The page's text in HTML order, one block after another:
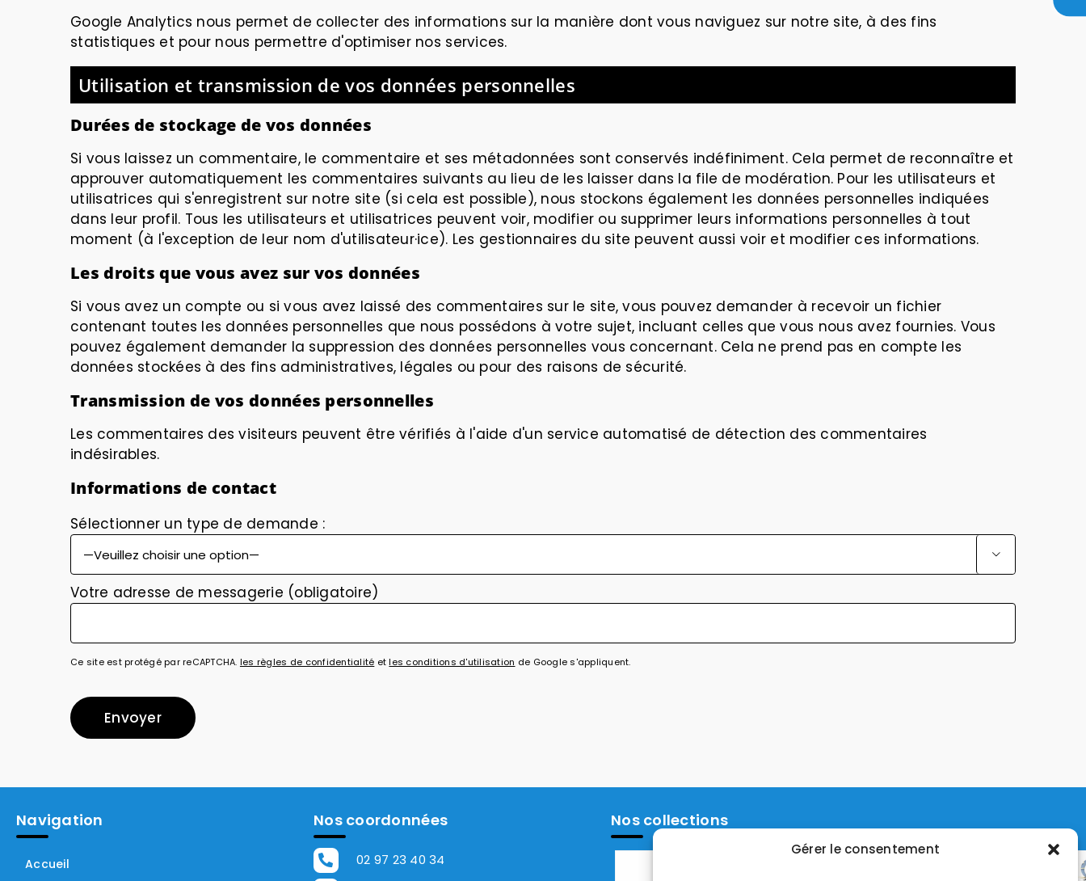
Gérer le consentement
Google Analytics nous permet de collecter des informations sur la manière dont vous naviguez sur notre site, à des fins
statistiques et pour nous permettre d'optimiser nos services.
Utilisation et transmission de vos données personnelles
Durées de stockage de vos données
Si vous laissez un commentaire, le commentaire et ses métadonnées sont conservés indéfiniment. Cela permet de reconnaître et
approuver automatiquement les commentaires suivants au lieu de les laisser dans la file de modération. Pour les utilisateurs et
utilisatrices qui s'enregistrent sur notre site (si cela est possible), nous stockons également les données personnelles indiquées
dans leur profil. Tous les utilisateurs et utilisatrices peuvent voir, modifier ou supprimer leurs informations personnelles à tout
moment (à l'exception de leur nom d'utilisateur·ice). Les gestionnaires du site peuvent aussi voir et modifier ces informations.
Les droits que vous avez sur vos données
Si vous avez un compte ou si vous avez laissé des commentaires sur le site, vous pouvez demander à recevoir un fichier
contenant toutes les données personnelles que nous possédons à votre sujet, incluant celles que vous nous avez fournies. Vous
pouvez également demander la suppression des données personnelles vous concernant. Cela ne prend pas en compte les
données stockées à des fins administratives, légales ou pour des raisons de sécurité.
Transmission de vos données personnelles
Les commentaires des visiteurs peuvent être vérifiés à l'aide d'un service automatisé de détection des commentaires
indésirables.
Informations de contact
Sélectionner un type de demande :

Votre adresse de messagerie (obligatoire)
Ce site est protégé par reCAPTCHA. les règles de confidentialité etles conditions d'utilisation de Google s'appliquent.
Navigation
Accueil
Nos coordonnées
02 97 23 40 34
Nos collections